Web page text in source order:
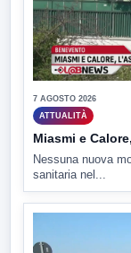
7 AGOSTO 2026
ATTUALITÀ
Miasmi e
Nessuna nuova
sanitaria nel...